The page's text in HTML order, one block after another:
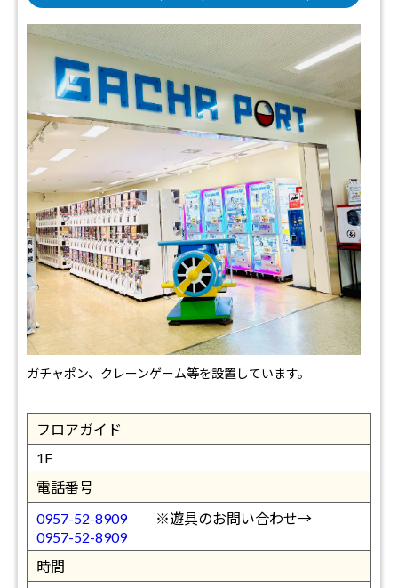
ガチャポン、クレーンゲーム等を設置しています。
フロアガイド
1F
電話番号
0957-52-8909※遊具のお問い合わせ→
0957-52-8909
時間